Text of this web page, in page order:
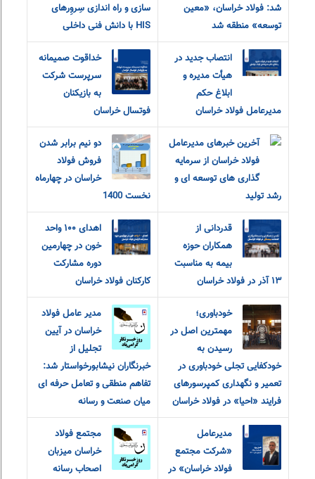
شد: فولاد خراسان، «معین
توسعه» منطقه شد
سازی و راه اندازی سِروِرهای
HIS با دانش فنی داخلی
انتصاب جدید در
هیأت مدیره و
ابلاغ حکم
مدیرعامل فولاد خراسان
خداقوت صمیمانه
سرپرست شرکت
به بازیکنان
فوتسال خراسان
آخرین خبرهای مدیرعامل
فولاد خراسان از سرمایه
گذاری های توسعه ای و
رشد تولید
دو نیم برابر شدن
فروش فولاد
خراسان در چهارماه
نخست 1400
قدردانی از
همکاران حوزه
بیمه به مناسبت
۱۳ آذر در فولاد خراسان
اهدای ۱۰۰ واحد
خون در چهارمین
دوره مشارکت
کارکنان فولاد خراسان
خودباوری؛
مهمترین اصل در
رسیدن به
خودکفایی تجلی خودباوری در
تعمیر و نگهداری کمپرسورهای
فرایند «احیا» در فولاد خراسان
مدیر عامل فولاد
خراسان در آیین
تجلیل از
خبرنگاران نیشابورخواستار شد:
تفاهم منطقی و تعامل حرفه ای
میان صنعت و رسانه
مدیرعامل
«شرکت مجتمع
فولاد خراسان» در
مجتمع فولاد
خراسان میزبان
اصحاب رسانه